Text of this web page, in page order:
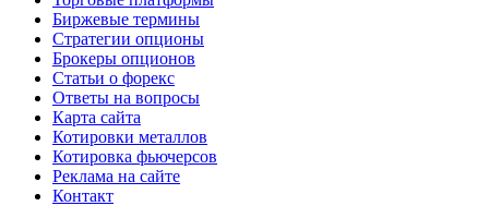
Биржевые термины
Стратегии опционы
Брокеры опционов
Статьи о форекс
Ответы на вопросы
Карта сайта
Котировки металлов
Котировка фьючерсов
Реклама на сайте
Контакт